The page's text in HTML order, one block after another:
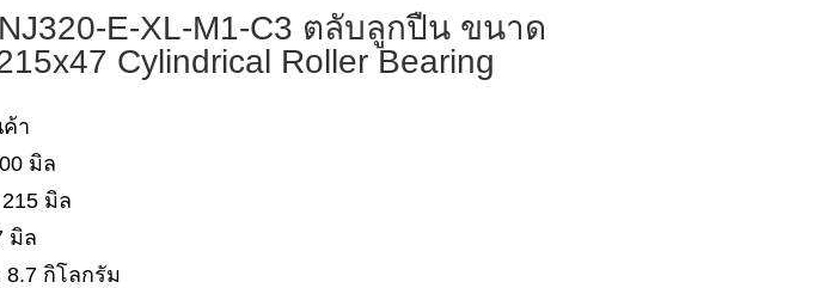
E-XL-M1-C3 ตลับลูกปืน ขนาด
Cylindrical Roller Bearing
า
มิล
มิล
มิล
กิโลกรัม